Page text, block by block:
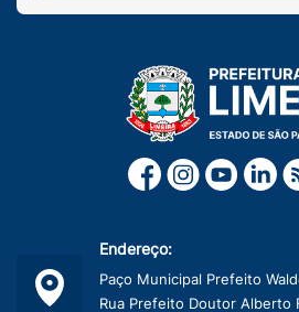
Endereço:
Paço Municipal Prefeito
Rua Prefeito Doutor Alberto